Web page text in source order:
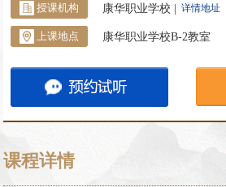
授课机构 康华职业学校 | 详情地址
上课地点 康华职业学校B-2教室
课程详情